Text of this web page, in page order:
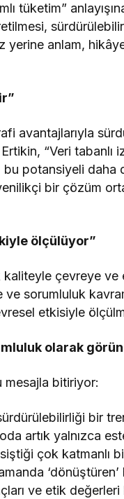
tüketim”
yerine anlam,
avantajlarıyla
“Veri tabanlı
potansiyeli daha
bir çözüm
ölçülüyor”
kaliteyle çevreye
sorumluluk
etkisiyle
olarak
mesajla bitiriyor:
bir
artık yalnızca
çok katmanlı
ve etik